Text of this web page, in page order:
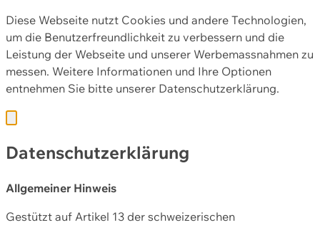
Diese Webseite nutzt Cookies und andere Technologien,
um die Benutzerfreundlichkeit zu verbessern und die
Leistung der Webseite und unserer Werbemassnahmen zu
messen. Weitere Informationen und Ihre Optionen
entnehmen Sie bitte unserer Datenschutzerklärung.
Datenschutzerklärung
Allgemeiner Hinweis
Gestützt auf Artikel 13 der schweizerischen